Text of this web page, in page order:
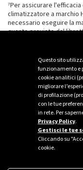
Questo sito
funzionamento e
cookie analitici
migliorare
di profilazione
con le tue
in rete. Per
Privacy Policy.
Gestisci le tue
Cliccando su
cookie.
⁷Per assicurare
climatizzatore a marchio
necessario eseguire la
quanto previsto dal